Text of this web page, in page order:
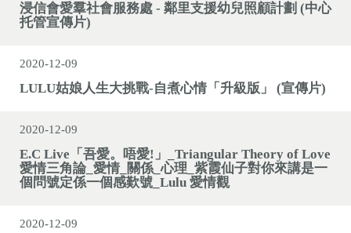
浸信會愛羣社會服務處 - 鄰里支援幼兒照顧計劃 (中心
托管宣傳片)
2020-12-09
LULU姑娘人生大挑戰-自煮心情「升級版」 (宣傳片)
2020-12-09
E.C Live「吾愛。唔愛!」_Triangular Theory of Love
愛情三角論_愛情_關係_心理_紫霞仙子對你來講是一
個問號定係一個感歎號_Lulu 愛情觀
2020-12-09